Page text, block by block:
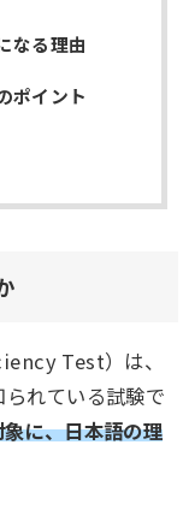
なる理由
ポイント
Test）は、
れている試験で
に、日本語の理